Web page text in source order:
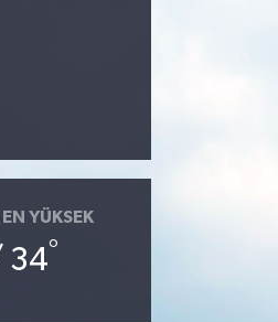
YÜKSEK
34°